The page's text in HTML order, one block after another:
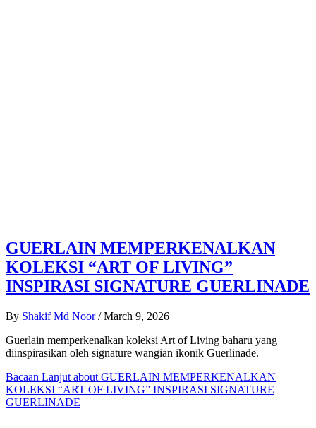
GUERLAIN MEMPERKENALKAN
KOLEKSI “ART OF LIVING”
INSPIRASI SIGNATURE GUERLINADE
By Shakif Md Noor / March 9, 2026
Guerlain memperkenalkan koleksi Art of Living baharu yang
diinspirasikan oleh signature wangian ikonik Guerlinade.
Bacaan Lanjut about GUERLAIN MEMPERKENALKAN
KOLEKSI “ART OF LIVING” INSPIRASI SIGNATURE
GUERLINADE